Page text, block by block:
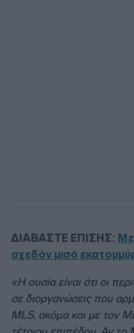
ΔΙΑΒΑΣΤΕ ΕΠΙΣΗΣ: Με
σχεδόν μισό
«Η ουσία είναι ότι οι
σε διοργανώσεις που
MLS, ακόμα και με τον